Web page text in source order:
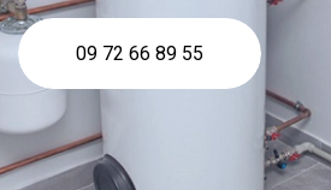
09 72 66 89 55